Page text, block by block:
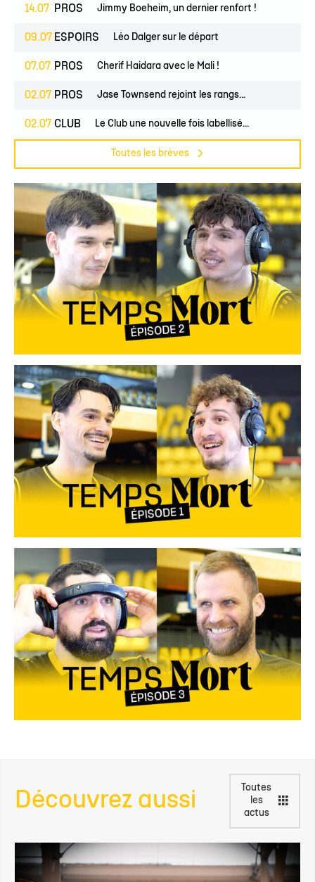
14.07 PROS Jimmy Boeheim, un dernier renfort !
09.07 ESPOIRS Léo Dalger sur le départ
07.07 PROS Cherif Haidara avec le Mali !
02.07 PROS Jase Townsend rejoint les rangs...
02.07 CLUB Le Club une nouvelle fois labellisé...
Toutes les brèves
Découvrez aussi
Toutes
les
actus